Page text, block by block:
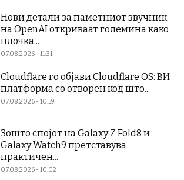
Нови детали за паметниот звучник
на OpenAI откриваат големина како
плочка...
07.08.2026 - 11:31
Cloudflare го објави Cloudflare OS: ВИ
платформа со отворен код што...
07.08.2026 - 10:59
Зошто спојот на Galaxy Z Fold8 и
Galaxy Watch9 претставува
практичен...
07.08.2026 - 10:02